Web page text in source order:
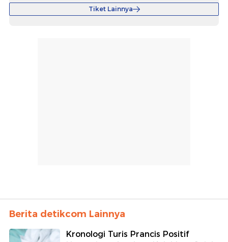
Tiket Lainnya
Berita detikcom Lainnya
Kronologi Turis Prancis Positif